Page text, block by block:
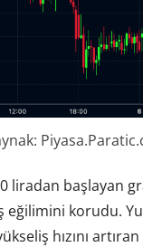
liradan başlayan
eğilimini korudu.
hızını